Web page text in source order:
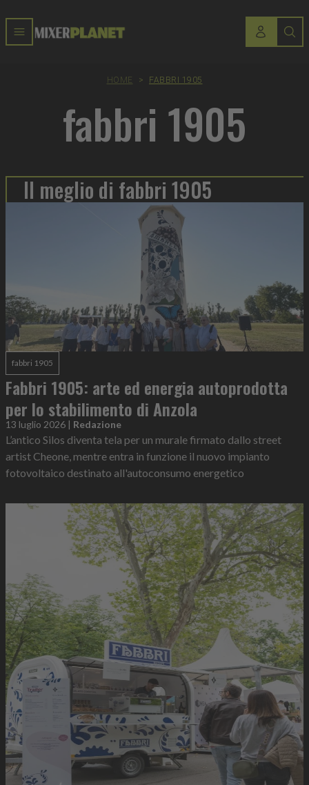
HOME > FABBRI 1905
fabbri 1905
Il meglio di fabbri 1905
fabbri 1905
Fabbri 1905: arte ed energia autoprodotta
per lo stabilimento di Anzola
13 luglio 2026 | Redazione
L’antico Silos diventa tela per un murale firmato dallo street
artist Cheone, mentre entra in funzione il nuovo impianto
fotovoltaico destinato all'autoconsumo energetico